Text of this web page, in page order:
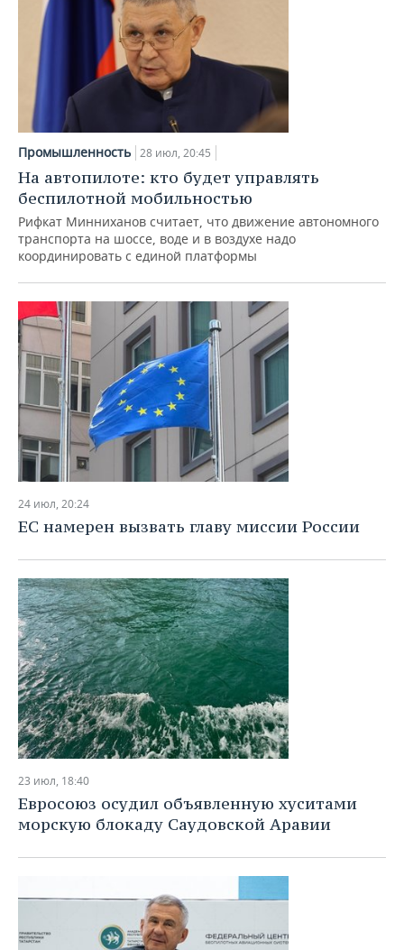
Промышленность 28 июл, 20:45
На автопилоте: кто будет управлять
беспилотной мобильностью
Рифкат Минниханов считает, что движение автономного
транспорта на шоссе, воде и в воздухе надо
координировать с единой платформы
24 июл, 20:24
ЕС намерен вызвать главу миссии России
23 июл, 18:40
Евросоюз осудил объявленную хуситами
морскую блокаду Саудовской Аравии